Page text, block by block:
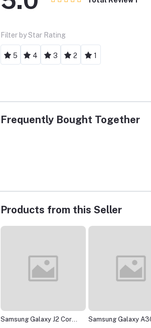
Filter by Star Rating
5 4 3 2 1
Frequently Bought Together
Products from this Seller
Samsung Galaxy J2 Core
Samsung Galaxy